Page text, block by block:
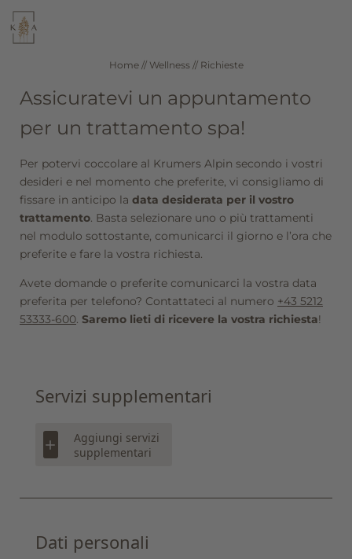
Hotel
Wellness
Trattamenti
Day spa
Camere e offerte
DE IT EN
Home // Wellness // Richieste
Assicuratevi un appuntamento
per un trattamento spa!
Per potervi coccolare al Krumers Alpin secondo i vostri
desideri e nel momento che preferite, vi consigliamo di
fissare in anticipo la data desiderata per il vostro
trattamento. Basta selezionare uno o più trattamenti
nel modulo sottostante, comunicarci il giorno e l’ora che
preferite e fare la vostra richiesta.
Avete domande o preferite comunicarci la vostra data
preferita per telefono? Contattateci al numero +43 5212
53333-600. Saremo lieti di ricevere la vostra richiesta!
Servizi supplementari
Aggiungi servizi
supplementari
Dati personali